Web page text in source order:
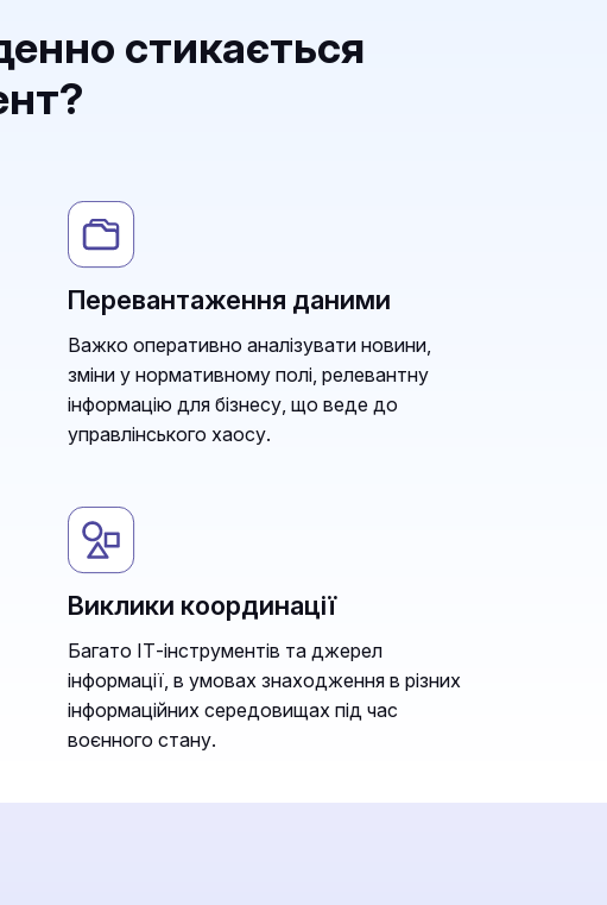
стикається
Перевантаження даними
Важко оперативно аналізувати новини,
зміни у нормативному полі, релевантну
інформацію для бізнесу, що веде до
управлінського хаосу.
Виклики координації
Багато ІТ-інструментів та джерел
інформації, в умовах знаходження в різних
інформаційних середовищах під час
воєнного стану.